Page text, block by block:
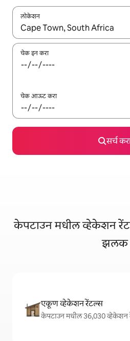
लोकेशन
जेव्हा परिणाम उपलब्ध असतील, तेव्हा
चेक इन करा
चेक आऊट करा
सर्च
केपटाउन मधील व्हेकेशन
झलक
एकूण व्हेकेशन रेंटल्स
केपटाउन मधील 36,030 व्हेकेशन